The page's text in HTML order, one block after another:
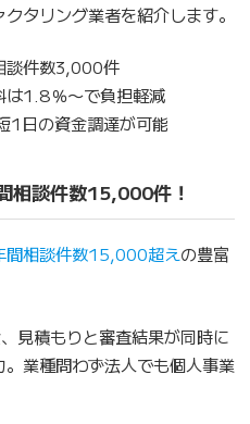
タリング業者を紹介します。
談件数3,000件
は1.8％〜で負担軽減
1日の資金調達が可能
相談件数15,000件！
間相談件数15,000超えの豊富
見積もりと審査結果が同時に
業種問わず法人でも個人事業